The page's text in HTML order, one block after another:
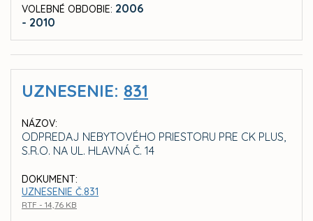
VOLEBNÉ OBDOBIE: 2006
- 2010
UZNESENIE: 831
NÁZOV:
ODPREDAJ NEBYTOVÉHO PRIESTORU PRE CK PLUS,
S.R.O. NA UL. HLAVNÁ Č. 14
DOKUMENT:
UZNESENIE Č.831
RTF - 14,76 KB